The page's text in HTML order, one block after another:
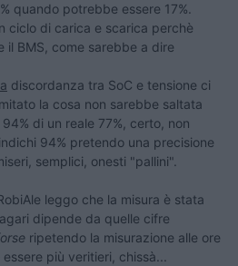
quando potrebbe essere 17%.
ciclo di carica e scarica perchè
il BMS, come sarebbe a dire
discordanza tra SoC e tensione ci
la cosa non sarebbe saltata
di un reale 77%, certo, non
94% pretendo una precisione
semplici, onesti "pallini".
leggo che la misura è stata
dipende da quelle cifre
ripetendo la misurazione alle ore
essere più veritieri, chissà...